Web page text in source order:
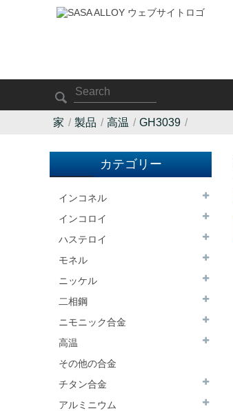
家 製品 高温 GH3039
カテゴリー
インコネル
インコロイ
ハステロイ
モネル
ニッケル
二相鋼
ニモニック合金
高温
その他の合金
チタン合金
アルミニウム